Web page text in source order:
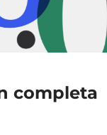
bueno y
nueva versión y
de tratarse de un
completa